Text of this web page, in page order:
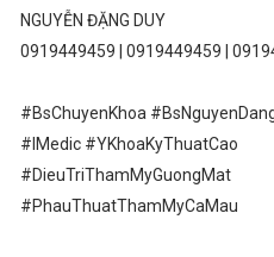
NGUYỄN ĐẶNG DUY
0919449459 | 0919449459 |
#BsChuyenKhoa
#IMedic #YKhoaKyThuatCao
#DieuTriThamMyGuongMat
#PhauThuatThamMyCaMau